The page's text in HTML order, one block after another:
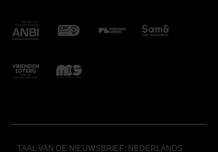
TAAL VAN DE NIEUWSBRIEF: NEDERLANDS